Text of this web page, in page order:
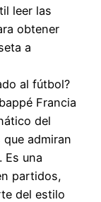
leer las
obtener
a
al fútbol?
Francia
del
admiran
Es una
partidos,
del estilo